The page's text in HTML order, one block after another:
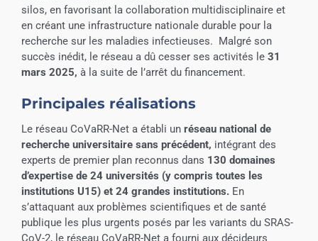
silos, en favorisant la collaboration multidisciplinaire et
en créant une infrastructure nationale durable pour la
recherche sur les maladies infectieuses. Malgré son
succès inédit, le réseau a dû cesser ses activités le 31
mars 2025, à la suite de l’arrêt du financement.
Principales réalisations
Le réseau CoVaRR-Net a établi un réseau national de
recherche universitaire sans précédent, intégrant des
experts de premier plan reconnus dans 130 domaines
d’expertise de 24 universités (y compris toutes les
institutions U15) et 24 grandes institutions.En
s’attaquant aux problèmes scientifiques et de santé
publique les plus urgents posés par les variants du SRAS-
CoV-2, le réseau CoVaRR-Net a fourni aux décideurs